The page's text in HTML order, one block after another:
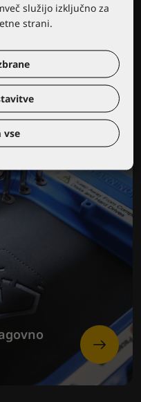
služijo izključno za
strani.
vse